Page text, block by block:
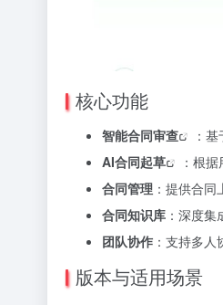
核心功能
智能合同审查
：
AI合同起草
：根
合同管理 ：提供合
合同知识库 ：深度
团队协作 ：支持多
版本与适用场景